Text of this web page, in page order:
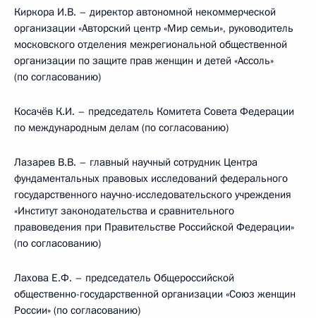
Киркора И.В. – директор автономной некоммерческой
организации «Авторский центр «Мир семьи», руководитель
московского отделения межрегиональной общественной
организации по защите прав женщин и детей «Ассоль»
(по согласованию)
Косачёв К.И. – председатель Комитета Совета Федерации
по международным делам (по согласованию)
Лазарев В.В. – главный научный сотрудник Центра
фундаментальных правовых исследований федерального
государственного научно-исследовательского учреждения
«Институт законодательства и сравнительного
правоведения при Правительстве Российской Федерации»
(по согласованию)
Лахова Е.Ф. – председатель Общероссийской
общественно-государственной организации «Союз женщин
России» (по согласованию)